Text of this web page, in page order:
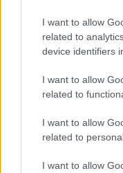
I want to allow
related to
device identifiers
I want to allow
related to
I want to allow
related to
I want to allow